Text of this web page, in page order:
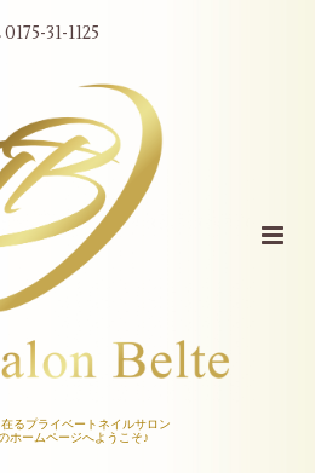
0175-31-1125
るプライベートネイルサロン
ホームページへようこそ♪